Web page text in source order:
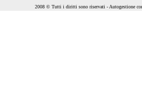
2008 © Tutti i diritti sono riservati - Autogestione